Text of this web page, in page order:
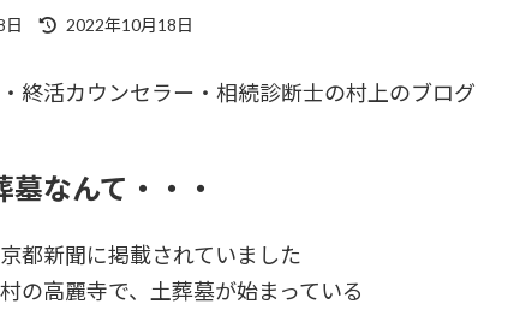
日
最
新
2022年10月18日
終活カウンセラー・相続診断士の村上のブログ
墓なんて・・・
都新聞に掲載されていました
の高麗寺で、土葬墓が始まっている